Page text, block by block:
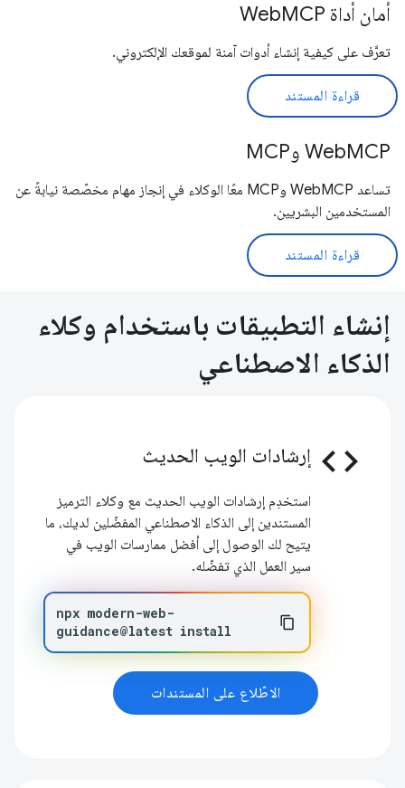
أمان أداة WebMCP
تعرَّف على كيفية إنشاء أدوات آمنة لموقعك الإلكتروني.
قراءة المستند
WebMCP وMCP
تساعد WebMCP وMCP معًا الوكلاء في إنجاز مهام مخصّصة نيابةً عن
المستخدمين البشريين.
قراءة المستند
إنشاء التطبيقات باستخدام وكلاء
الذكاء الاصطناعي
code إرشادات الويب الحديث
استخدِم إرشادات الويب الحديث مع وكلاء الترميز
المستندين إلى الذكاء الاصطناعي المفضّلين لديك، ما
يتيح لك الوصول إلى أفضل ممارسات الويب في
سير العمل الذي تفضّله.
npx modern-web-
guidance@latest install
الاطّلاع على المستندات